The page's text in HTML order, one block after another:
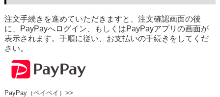
注文手続きを進めていただきますと、注文確認画面の後
に、PayPayへログイン、もしくはPayPayアプリの画面が
表示されます。手順に従い、お支払いの手続きをしてくだ
さい。
PayPay（ペイペイ）>>